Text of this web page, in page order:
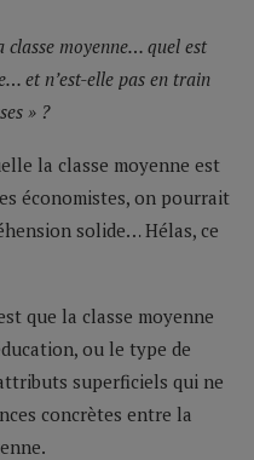
moyenne… quel est
et n’est-elle pas en train
» ?
la classe moyenne est
économistes, on pourrait
solide… Hélas, ce
que la classe moyenne
ou le type de
superficiels qui ne
concrètes entre la